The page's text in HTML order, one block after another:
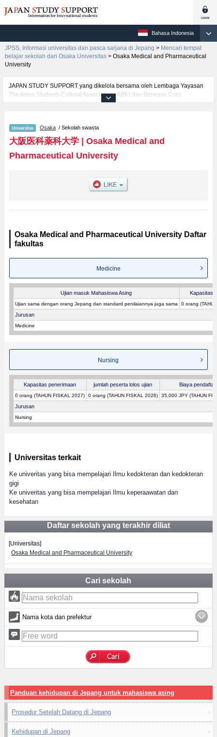
Bahasa Indonesia
JPSS, Informasi universitas dan pasca sarjana di Jepang > Mencari tempat
belajar sekolah dari Osaka Universitas > Osaka Medical and Pharmaceutical
University
JAPAN STUDY SUPPORT yang dikelola bersama oleh Lembaga Yayasan
The Asian Students Cultural Association (ABK) dan Benesse Corp.
menyediakan informasi sekitar 1300 universitas, pascasarjana, universitas
University, mencakup informasi per fakultas seperti Fakultas
MedicineatauFakultas Nursing, serta berbagai informasi yang berguna bagi
mahasiswa(i) mancanegara seperti kuota untuk jumlah pendaftar dan
jumlah kelulusan ujian masuk mahasiswa(i) mancanegara, informasi
Osaka / Sekolah swasta
大阪医科薬科大学| Osaka Medical and
Pharmaceutical University
Osaka Medical and Pharmaceutical University Daftar
fakultas
Medicine
Ujian masuk Mahasiswa Asing Kapasitas
Ujian sama dengan orang Jepang dan standard penilaiannya juga sama 0 orang
Jurusan
Medicine
Nursing
Kapasitas penerimaan jumlah peserta lolos ujian Biaya
0 orang (TAHUN FISKAL 2027) 0 orang (TAHUN FISKAL 2026) 35,000 JPY (TAHUN
Jurusan
Nursing
Universitas terkait
Ke univeritas yang bisa mempelajari Ilmu kedokteran dan kedokteran
gigi
Ke univeritas yang bisa mempelajari Ilmu keperaawatan dan
kesehatan
Daftar sekolah yang terakhir diliat
[Universitas]
Osaka Medical and Pharmaceutical University
Cari sekolah
Nama kota dan prefektur
Panduan kehidupan di Jepang untuk mahasiswa asing
Prosedur Setelah Datang di Jepang
Kehidupan di Jepang